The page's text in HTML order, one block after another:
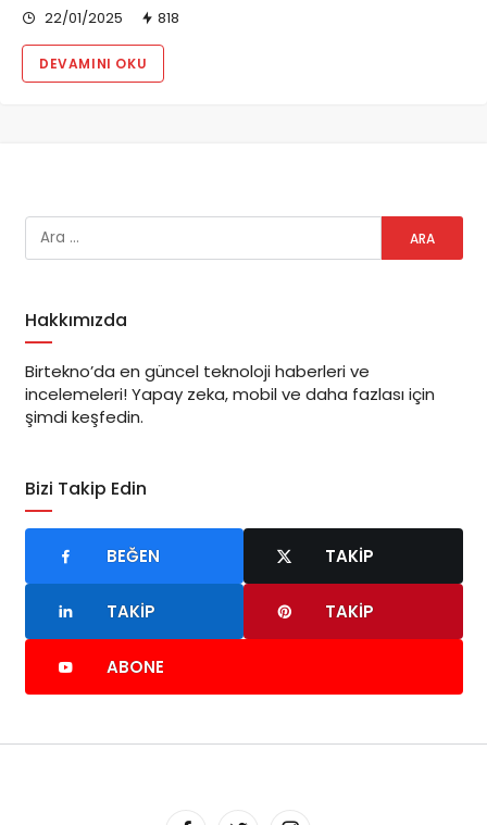
22/01/2025 818
DEVAMINI OKU
Hakkımızda
Birtekno’da en güncel teknoloji haberleri ve
incelemeleri! Yapay zeka, mobil ve daha fazlası için
şimdi keşfedin.
Bizi Takip Edin
BEĞEN TAKIP
TAKIP TAKIP
ABONE